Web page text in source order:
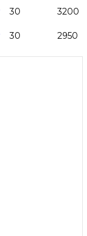
30
3200
30 2950